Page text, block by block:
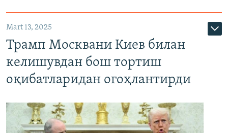
Mart 13, 2025
Трамп Москвани Киев билан
келишувдан бош тортиш
оқибатларидан огоҳлантирди